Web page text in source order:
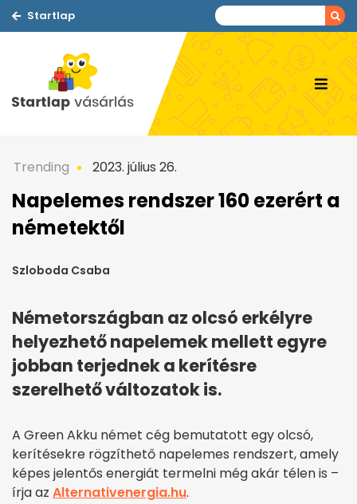
Startlap
Trending 2023. július 26.
Napelemes rendszer 160 ezerért a
németektől
Szloboda Csaba
Németországban az olcsó erkélyre
helyezhető napelemek mellett egyre
jobban terjednek a kerítésre
szerelhető változatok is.
A Green Akku német cég bemutatott egy olcsó,
kerítésekre rögzíthető napelemes rendszert, amely
képes jelentős energiát termelni még akár télen is –
írja az Alternativenergia.hu.